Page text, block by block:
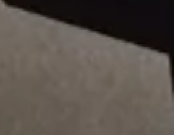
4件の記事